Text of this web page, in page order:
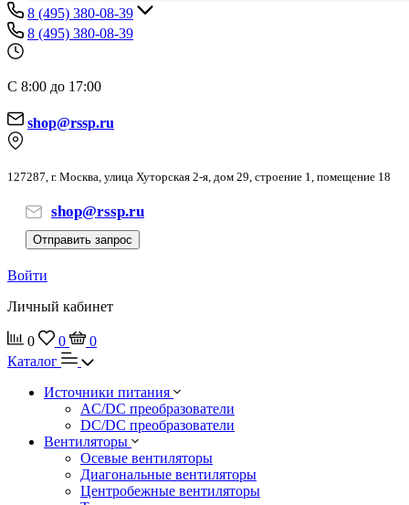
8 (495) 380-08-39
8 (495) 380-08-39
С 8:00 до 17:00
shop@rssp.ru
127287, г. Москва, улица Хуторская 2-я, дом 29, строение 1, помещение 18
shop@rssp.ru
Отправить запрос
Войти
Личный кабинет
0 0
0
Каталог
Источники питания
AC/DC преобразователи
DC/DC преобразователи
Вентиляторы
Осевые вентиляторы
Диагональные вентиляторы
Центробежные вентиляторы